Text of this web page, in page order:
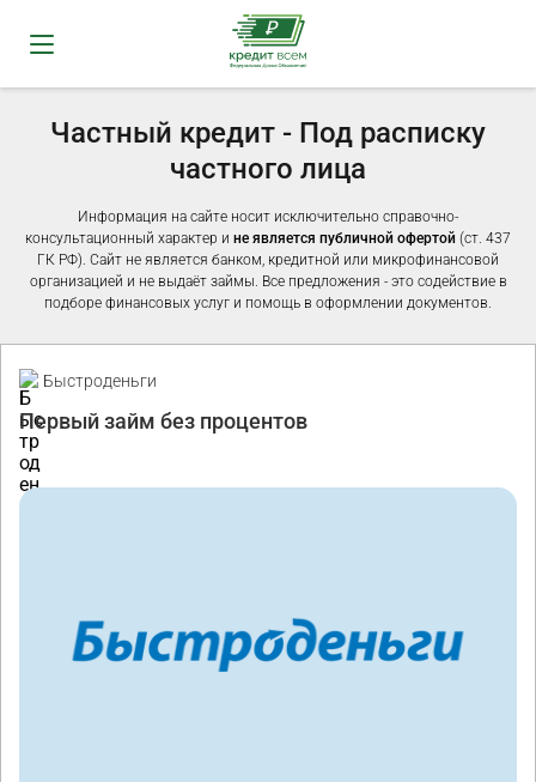
Частный кредит - Под расписку
частного лица
Информация на сайте носит исключительно справочно-
консультационный характер и не является публичной офертой (ст. 437
ГК РФ). Сайт не является банком, кредитной или микрофинансовой
организацией и не выдаёт займы. Все предложения - это содействие в
подборе финансовых услуг и помощь в оформлении документов.
Быстроденьги
Первый займ без процентов